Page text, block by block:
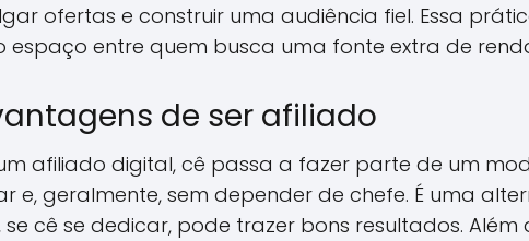
ofertas e construir uma audiência fiel. Essa
espaço entre quem busca uma fonte extra de
de ser afiliado
afiliado digital, cê passa a fazer parte de um
e, geralmente, sem depender de chefe. É uma
se cê se dedicar, pode trazer bons resultados. Além